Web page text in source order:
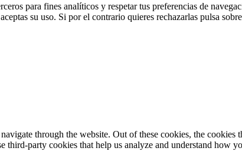
para fines analíticos y respetar tus preferencias de
su uso. Si por el contrario quieres rechazarlas pulsa
through the website. Out of these cookies, the cookies
party cookies that help us analyze and understand